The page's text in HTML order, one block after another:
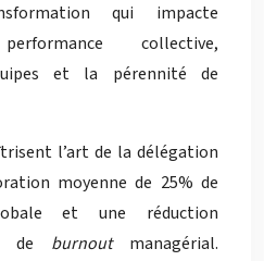
qui impacte
collective,
et la pérennité de
l’art de la délégation
moyenne de 25% de
et une réduction
de burnoutmanagérial.